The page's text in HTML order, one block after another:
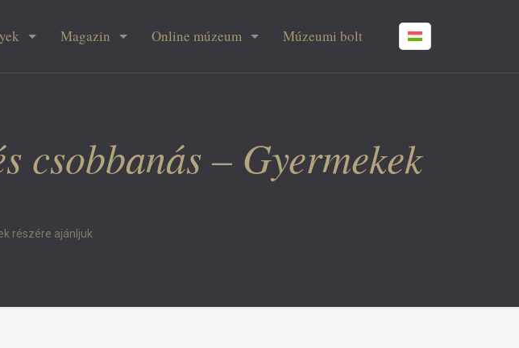
Magazin Online múzeum Múzeumi bolt
csobbanás – Gyermekek
részére ajánljuk